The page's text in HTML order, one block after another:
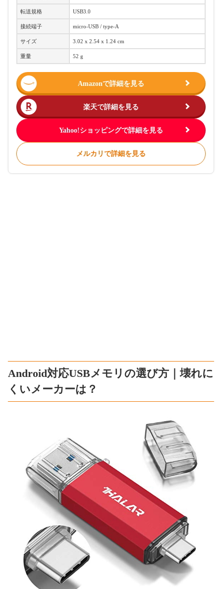
転送規格 USB3.0
接続端子 micro-USB / type-A
サイズ ‎3.02 x 2.54 x 1.24 cm
重量 52 g
Amazonで詳細を見る
楽天で詳細を見る
Yahoo!ショッピングで詳細を見る
メルカリで詳細を見る
Android対応USBメモリの選び方｜壊れに
くいメーカーは？